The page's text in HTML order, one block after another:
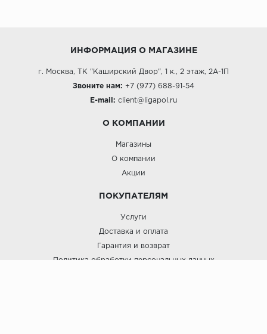
ИНФОРМАЦИЯ О МАГАЗИНЕ
г. Москва, ТК "Каширский Двор", 1 к., 2 этаж, 2А-1П
Звоните нам: +7 (977) 688-91-54
E-mail: client@ligapol.ru
О КОМПАНИИ
Магазины
О компании
Акции
ПОКУПАТЕЛЯМ
Услуги
Доставка и оплата
Гарантия и возврат
Политика обработки персональных данных